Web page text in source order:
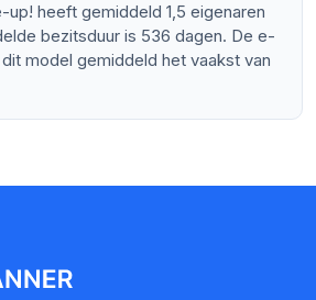
up! heeft gemiddeld 1,5 eigenaren
bezitsduur is 536 dagen. De e-
model gemiddeld het vaakst van